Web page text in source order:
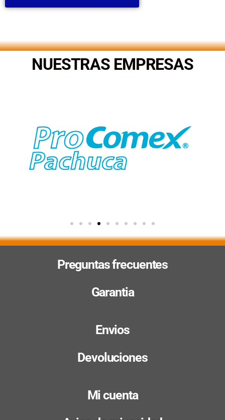
NUESTRAS EMPRESAS
Preguntas frecuentes
Garantia
Envios
Devoluciones
Mi cuenta